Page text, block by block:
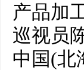
产品加
巡视员
中国(北